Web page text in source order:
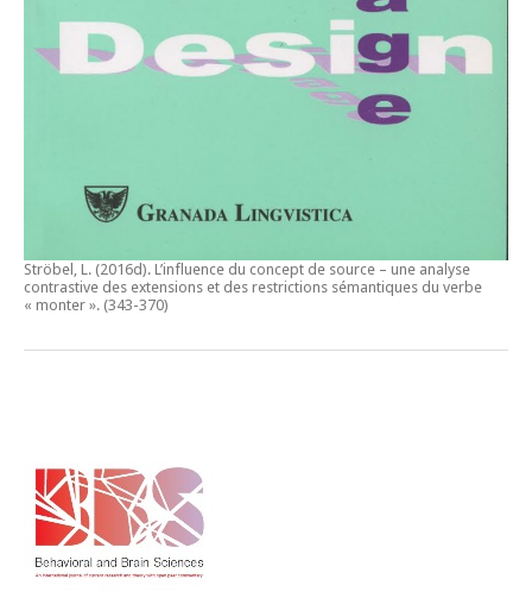
Ströbel, L. (2016d). L’influence du concept de source – une analyse
contrastive des extensions et des restrictions sémantiques du verbe
« monter ». (343-370)